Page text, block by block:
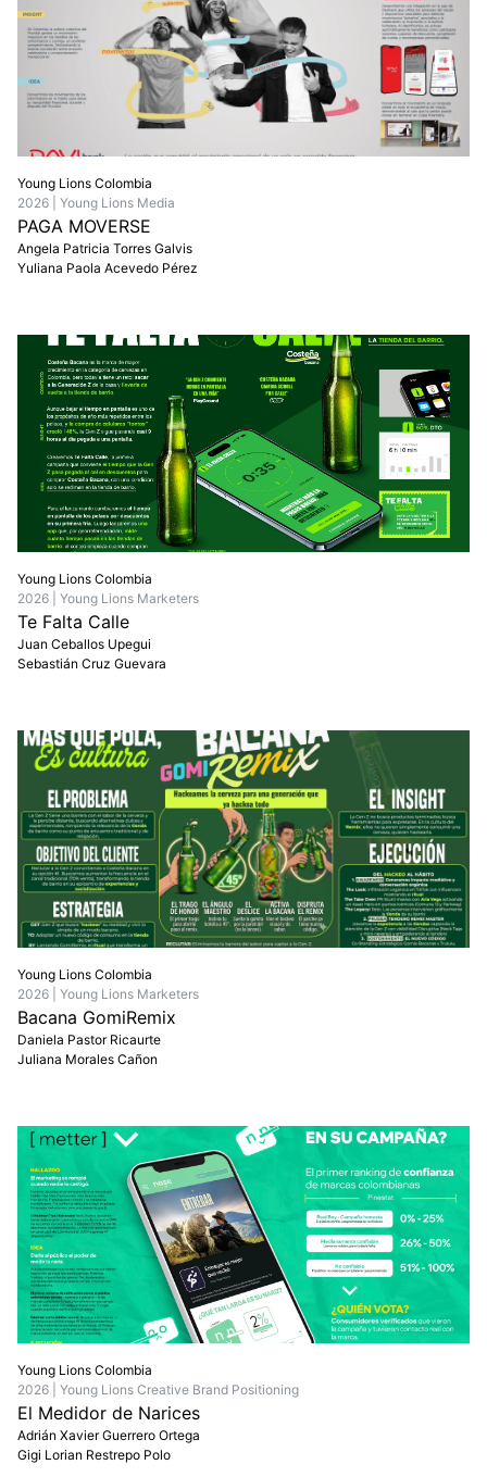
Young Lions Colombia
2026 | Young Lions Media
PAGA MOVERSE
Angela Patricia Torres Galvis
Yuliana Paola Acevedo Pérez
Young Lions Colombia
2026 | Young Lions Marketers
Te Falta Calle
Juan Ceballos Upegui
Sebastián Cruz Guevara
Young Lions Colombia
2026 | Young Lions Marketers
Bacana GomiRemix
Daniela Pastor Ricaurte
Juliana Morales Cañon
Young Lions Colombia
2026 | Young Lions Creative Brand Positioning
El Medidor de Narices
Adrián Xavier Guerrero Ortega
Gigi Lorian Restrepo Polo